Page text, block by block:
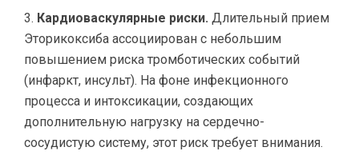
Кардиоваскулярные риски. Длительный прием
Эторикоксиба ассоциирован с небольшим
повышением риска тромботических событий
(инфаркт, инсульт). На фоне инфекционного
процесса и интоксикации, создающих
дополнительную нагрузку на сердечно-
сосудистую систему, этот риск требует внимания.